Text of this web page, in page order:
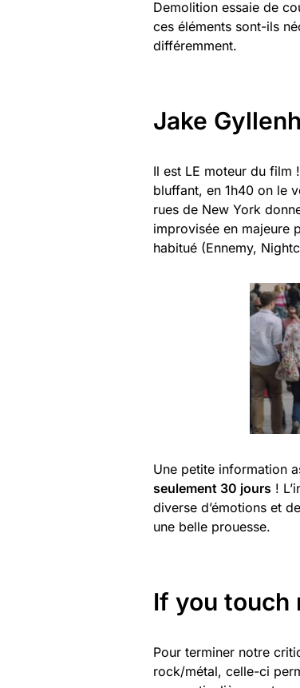
Demolition essaie de
ces éléments sont-ils
différemment.
Jake
Il est LE moteur du film
bluffant, en 1h40 on le
rues de New York
improvisée en majeure
habitué (Ennemy,
Une petite information
seulement 30 jours !
diverse d’émotions et
une belle prouesse.
If you
Pour terminer notre
rock/métal, celle-ci